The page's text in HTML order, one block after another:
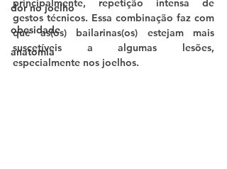
dor no joelho
obesidade
anatomia
principalmente, repetição intensa de
gestos técnicos. Essa combinação faz com
que as(os) bailarinas(os) estejam mais
suscetíveis a algumas lesões,
especialmente nos joelhos.